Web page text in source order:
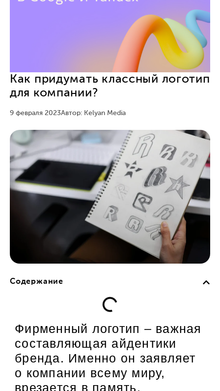
Как придумать классный логотип
для компании?
9 февраля 2023Автор: Kelyan Media
Содержание
Фирменный логотип – важная
составляющая айдентики
бренда. Именно он заявляет
о компании всему миру,
врезается в память,